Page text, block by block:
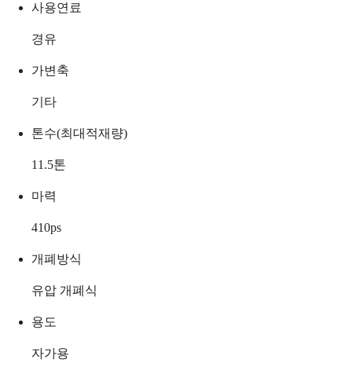
사용연료
경유
가변축
기타
톤수(최대적재량)
11.5톤
마력
410ps
개폐방식
유압 개폐식
용도
자가용